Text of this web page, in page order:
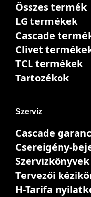
Összes termék
LG termékek
Cascade
Clivet
TCL termékek
Tartozékok
Szerviz
Cascade
Csereigény-
Szervizkönyvek
Tervezői
H-Tarifa